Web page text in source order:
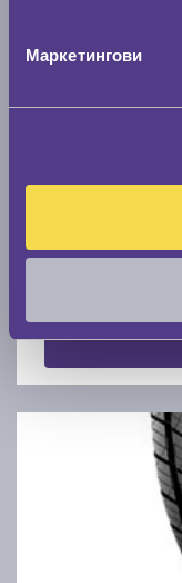
Маркетингови
Модел